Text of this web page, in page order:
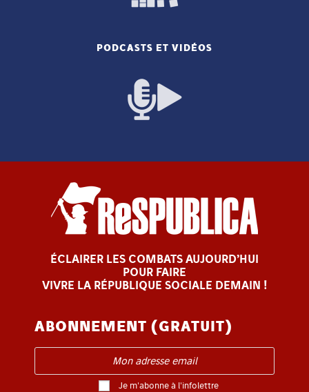
PODCASTS ET VIDÉOS
ÉCLAIRER LES COMBATS AUJOURD’HUI
POUR FAIRE
VIVRE LA RÉPUBLIQUE SOCIALE DEMAIN !
ABONNEMENT (GRATUIT)
Je m'abonne à l'infolettre